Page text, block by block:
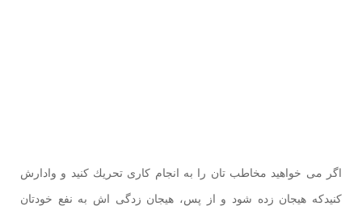
اگر می خواهيد مخاطب تان را به انجام كاری تحريك كنيد و وادارش
كنيدكه هيجان زده شود و از پس، هيجان زدگی اش به نفع خودتان